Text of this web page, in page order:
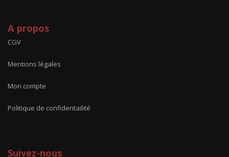
A propos
CGV
Mentions légales
Mon compte
Politique de confidentailité
Suivez-nous